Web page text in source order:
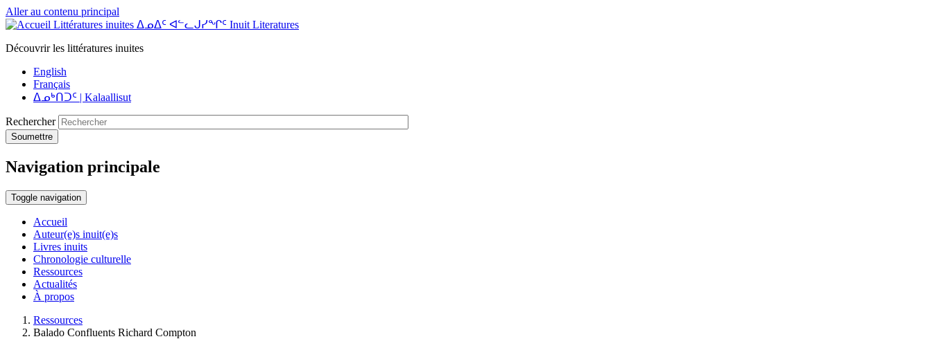
Aller au contenu principal
Littératures inuites ᐃᓄᐃᑦ ᐊᓪᓚᒍᓯᖏᑦ Inuit Literatures
Découvrir les littératures inuites
English
Français
ᐃᓄᒃᑎᑐᑦ | Kalaallisut
Rechercher
Soumettre
Navigation principale
Toggle navigation
Accueil
Auteur(e)s inuit(e)s
Livres inuits
Chronologie culturelle
Ressources
Actualités
À propos
Ressources
Balado Confluents Richard Compton